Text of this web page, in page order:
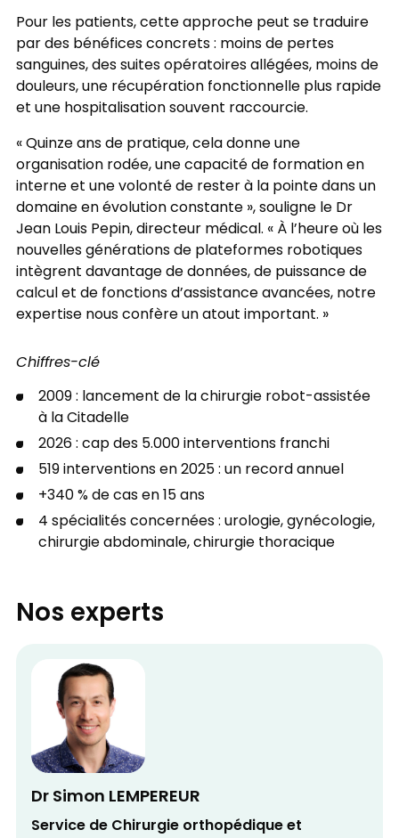
Pour les patients, cette approche peut se traduire
par des bénéfices concrets : moins de pertes
sanguines, des suites opératoires allégées, moins de
douleurs, une récupération fonctionnelle plus rapide
et une hospitalisation souvent raccourcie.
« Quinze ans de pratique, cela donne une
organisation rodée, une capacité de formation en
interne et une volonté de rester à la pointe dans un
domaine en évolution constante », souligne le Dr
Jean Louis Pepin, directeur médical. « À l’heure où les
nouvelles générations de plateformes robotiques
intègrent davantage de données, de puissance de
calcul et de fonctions d’assistance avancées, notre
expertise nous confère un atout important. »
Chiffres-clé
2009 : lancement de la chirurgie robot-assistée
à la Citadelle
2026 : cap des 5.000 interventions franchi
519 interventions en 2025 : un record annuel
+340 % de cas en 15 ans
4 spécialités concernées : urologie, gynécologie,
chirurgie abdominale, chirurgie thoracique
Nos experts
Dr Simon LEMPEREUR
Service de Chirurgie orthopédique et